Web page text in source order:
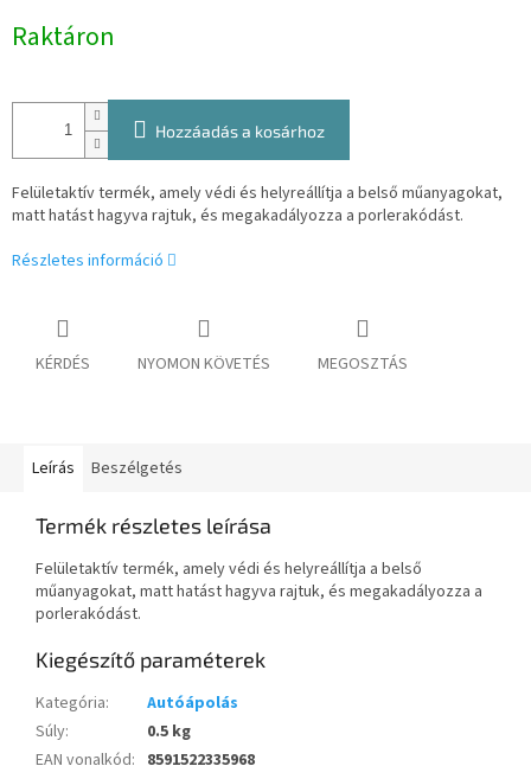
Raktáron
Hozzáadás a kosárhoz
Felületaktív termék, amely védi és helyreállítja a belső műanyagokat,
matt hatást hagyva rajtuk, és megakadályozza a porlerakódást.
Részletes információ
KÉRDÉS NYOMON KÖVETÉS MEGOSZTÁS
Leírás Beszélgetés
Termék részletes leírása
Felületaktív termék, amely védi és helyreállítja a belső
műanyagokat, matt hatást hagyva rajtuk, és megakadályozza a
porlerakódást.
Kiegészítő paraméterek
Kategória:
Autóápolás
Súly:
0.5 kg
EAN vonalkód: 8591522335968